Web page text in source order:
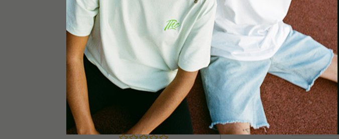
0,0
5 stelle
4 stelle
3 stelle